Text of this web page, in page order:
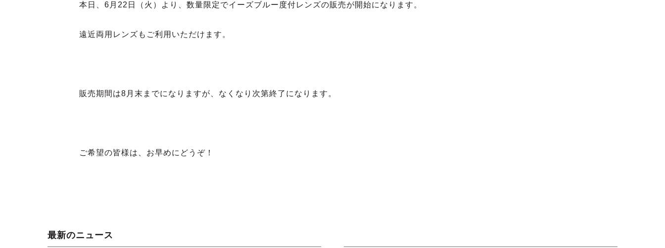
本日、6月22日（火）より、数量限定でイーズブルー度付レンズの販売が開始になります。
遠近両用レンズもご利用いただけます。
販売期間は8月末までになりますが、なくなり次第終了になります。
ご希望の皆様は、お早めにどうぞ！
最新のニュース